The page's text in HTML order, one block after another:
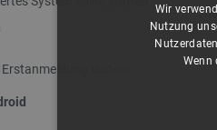
lauten:
Wir
Nutzung
Wenn